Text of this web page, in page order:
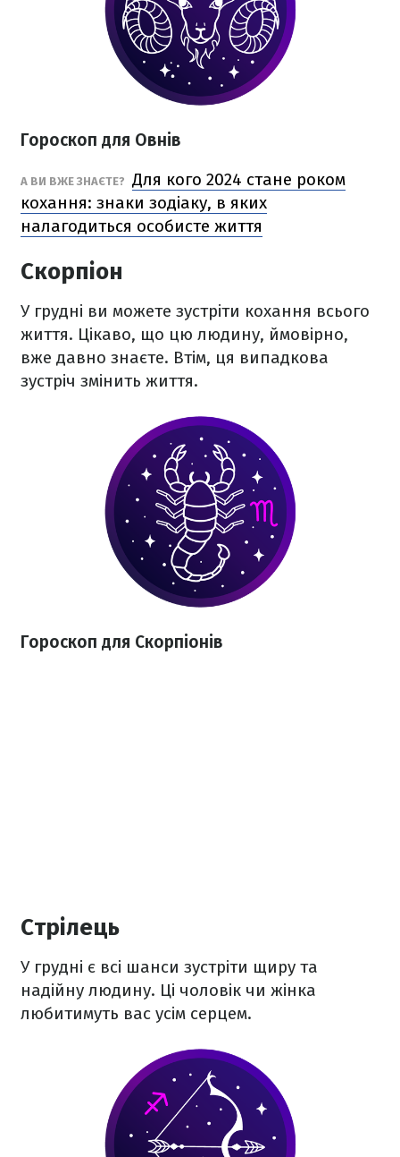
Гороскоп для Овнів
А ВИ ВЖЕ ЗНАЄТЕ? Для кого 2024 стане роком
кохання: знаки зодіаку, в яких
налагодиться особисте життя
Скорпіон
У грудні ви можете зустріти кохання всього
життя. Цікаво, що цю людину, ймовірно,
вже давно знаєте. Втім, ця випадкова
зустріч змінить життя.
Гороскоп для Скорпіонів
Стрілець
У грудні є всі шанси зустріти щиру та
надійну людину. Ці чоловік чи жінка
любитимуть вас усім серцем.